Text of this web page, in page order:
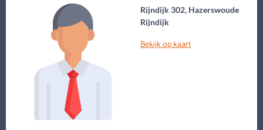
Rijndijk 302, Hazerswoude
Rijndijk
Bekijk op kaart